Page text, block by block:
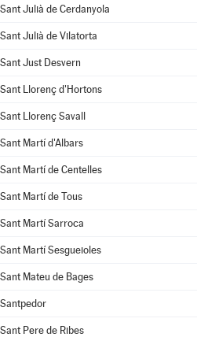
Sant Julià de Cerdanyola
Sant Julià de Vilatorta
Sant Just Desvern
Sant Llorenç d'Hortons
Sant Llorenç Savall
Sant Martí d'Albars
Sant Martí de Centelles
Sant Martí de Tous
Sant Martí Sarroca
Sant Martí Sesgueioles
Sant Mateu de Bages
Santpedor
Sant Pere de Ribes